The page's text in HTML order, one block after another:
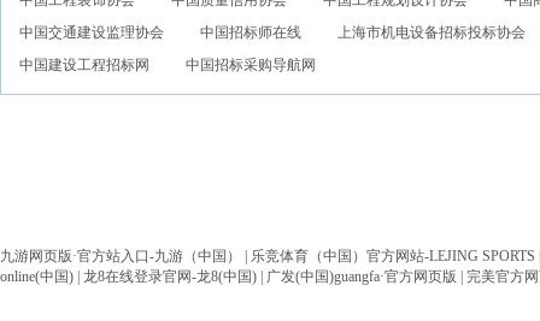
中国交通建设监理协会
中国招标师在线
上海市机电设备招标投标协会
中国建设工程招标网
中国招标采购导航网
九游网页版·官方站入口-九游（中国） 乐竞体育（中国）官方网站-LEJING SPORTS
online(中国) 龙8在线登录官网-龙8(中国) 广发(中国)guangfa·官方网页版 完美官方